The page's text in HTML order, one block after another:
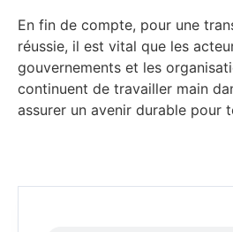
En fin de compte, pour une
réussie, il est vital que les
gouvernements et les
continuent de travailler main
assurer un avenir durable pour